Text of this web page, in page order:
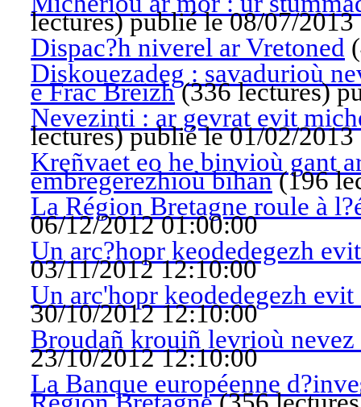
lectures)publié le 08/07/2013
Dispac?h niverel ar Vretoned (
Diskouezadeg : savadurioù
e Frac Breizh(336 lectures)
Nevezinti : ar gevrat evit
lectures)publié le 01/02/2013
Kreñvaet eo he binvioù gant
embregerezhioù bihan(196
La Région Bretagne roule à
06/12/2012 01:00:00
Un arc?hopr keodedegezh
03/11/2012 12:10:00
Un arc'hopr keodedegezh
30/10/2012 12:10:00
Broudañ krouiñ levrioù nevez
23/10/2012 12:10:00
La Banque européenne